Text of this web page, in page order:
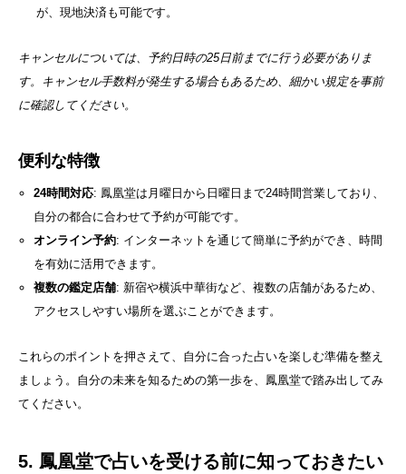
が、現地決済も可能です。
キャンセルについては、予約日時の25日前までに行う必要がありま
す。キャンセル手数料が発生する場合もあるため、細かい規定を事前
に確認してください。
便利な特徴
24時間対応: 鳳凰堂は月曜日から日曜日まで24時間営業しており、
自分の都合に合わせて予約が可能です。
オンライン予約: インターネットを通じて簡単に予約ができ、時間
を有効に活用できます。
複数の鑑定店舗: 新宿や横浜中華街など、複数の店舗があるため、
アクセスしやすい場所を選ぶことができます。
これらのポイントを押さえて、自分に合った占いを楽しむ準備を整え
ましょう。自分の未来を知るための第一歩を、鳳凰堂で踏み出してみ
てください。
5. 鳳凰堂で占いを受ける前に知っておきたい